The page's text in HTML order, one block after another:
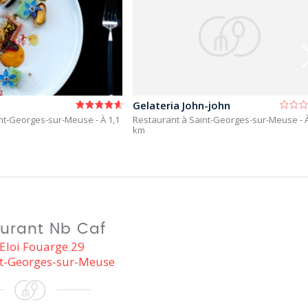
Georges-sur-Meuse - À 1,1
Gelateria John-john
Restaurant à Saint-Georges-sur-Meuse -
km
Nb Caf
Fouarge 29
Georges-sur-Meuse